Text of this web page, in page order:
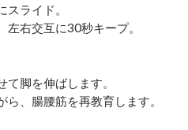
ライド。
右交互に30秒キープ。
脚を伸ばします。
、腸腰筋を再教育します。